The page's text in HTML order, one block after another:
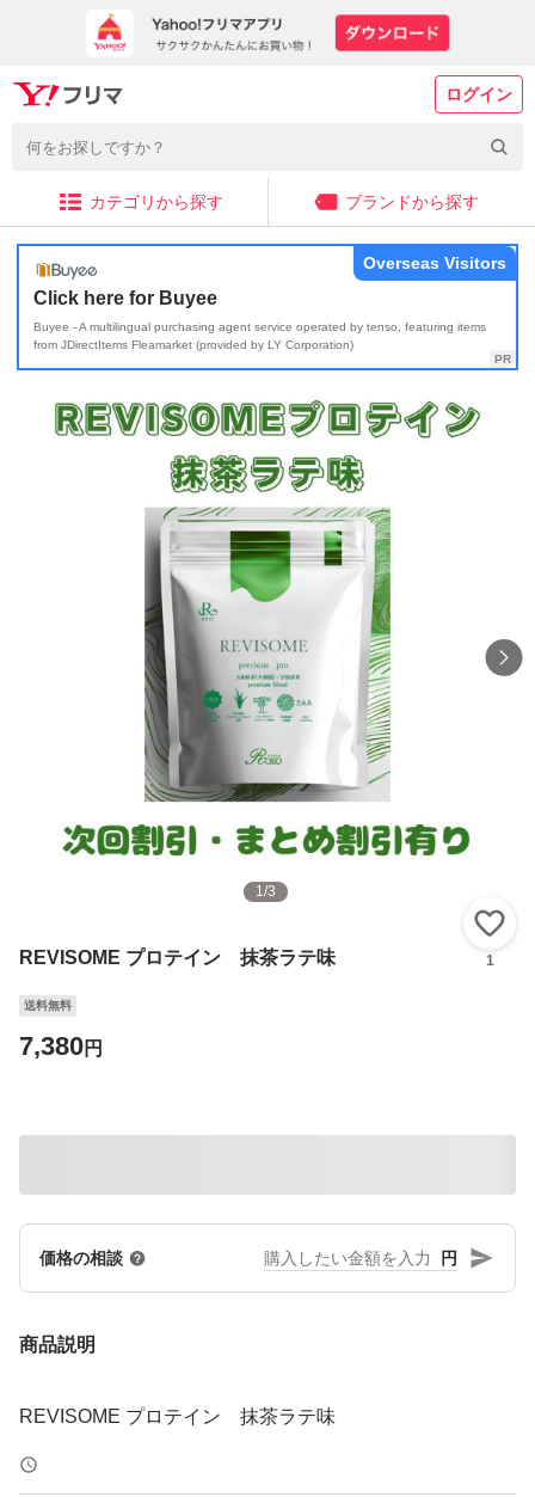
ログイン
カテゴリから探す ブランドから探す
Click here for Buyee
Buyee - A multilingual purchasing agent service operated by tenso, featuring items
from JDirectItems Fleamarket (provided by LY Corporation)
Overseas Visitors
1/3
REVISOME プロテイン 抹茶ラテ味 1
送料無料
7,380円
価格の相談 円
商品説明
REVISOME プロテイン 抹茶ラテ味